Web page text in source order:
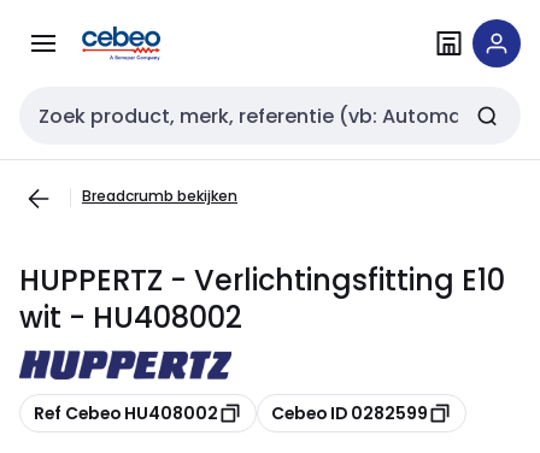
naar
naar
Zoekveld invoer
Breadcrumb bekijken
HUPPERTZ - Verlichtingsfitting E10
wit - HU408002
Kopiëren
Ref Cebeo HU408002 Kopiëren
Cebeo ID 0282599